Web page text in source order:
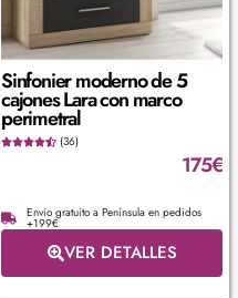
Sinfonier moderno de 5
cajones Lara con marco
perimetral
(36)
175€
Envío gratuito a Península en pedidos
+199€
VER DETALLES